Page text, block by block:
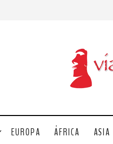
EUROPA ÁFRICA ASIA